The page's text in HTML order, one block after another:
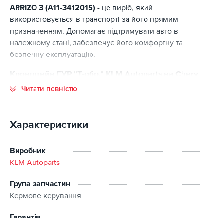
ARRIZO 3 (A11-3412015) - це виріб, який
використовується в транспорті за його прямим
призначенням. Допомагає підтримувати авто в
належному стані, забезпечує його комфортну та
безпечну експлуатацію.
відповідність стандартам виготовлення;
точна сумісність із заявленими моделями авто;
оптимальне співвідношення ціни та якості;
Замовляючи в інтернет-магазині Kitaec.ua, ви
отримуєте широкий каталог товарів та зручний сервіс
Читати повністю
Характеристики
Виробник
KLM Autoparts
Група запчастин
Кермове керування